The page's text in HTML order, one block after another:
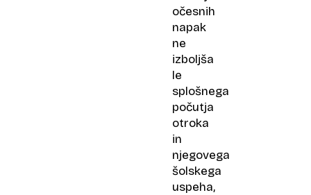
očesnih
napak
ne
izboljša
le
splošnega
počutja
otroka
in
njegovega
šolskega
uspeha,